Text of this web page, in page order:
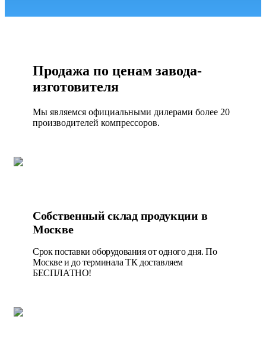
Продажа по ценам завода-
изготовителя
Мы являемся официальными дилерами более 20
производителей компрессоров.
Собственный склад продукции в
Москве
Срок поставки оборудования от одного дня. По
Москве и до терминала ТК доставляем
БЕСПЛАТНО!